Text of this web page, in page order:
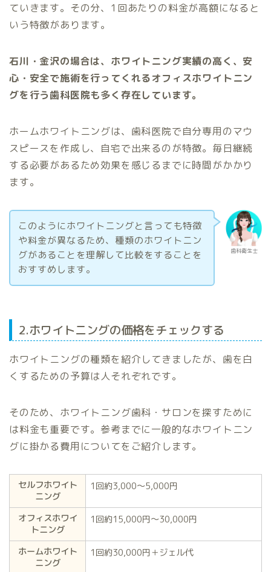
ていきます。その分、1回あたりの料金が高額になると
いう特徴があります。
石川・金沢の場合は、ホワイトニング実績の高く、安
心・安全で施術を行ってくれるオフィスホワイトニン
グを行う歯科医院も多く存在しています。
ホームホワイトニングは、歯科医院で自分専用のマウ
スピースを作成し、自宅で出来るのが特徴。毎日継続
する必要があるため効果を感じるまでに時間がかかり
ます。
歯科衛生士
このようにホワイトニングと言っても特徴
や料金が異なるため、種類のホワイトニン
グがあることを理解して比較をすることを
おすすめします。
2.ホワイトニングの価格をチェックする
ホワイトニングの種類を紹介してきましたが、歯を白
くするための予算は人それぞれです。
そのため、ホワイトニング歯科・サロンを探すために
は料金も重要です。参考までに一般的なホワイトニン
グに掛かる費用についてをご紹介します。
セルフホワイト
ニング
1回約3,000〜5,000円
オフィスホワイ
トニング
1回約15,000円〜30,000円
ホームホワイト
ニング
1回約30,000円＋ジェル代